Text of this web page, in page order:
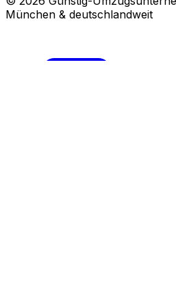
München & deutschlandweit